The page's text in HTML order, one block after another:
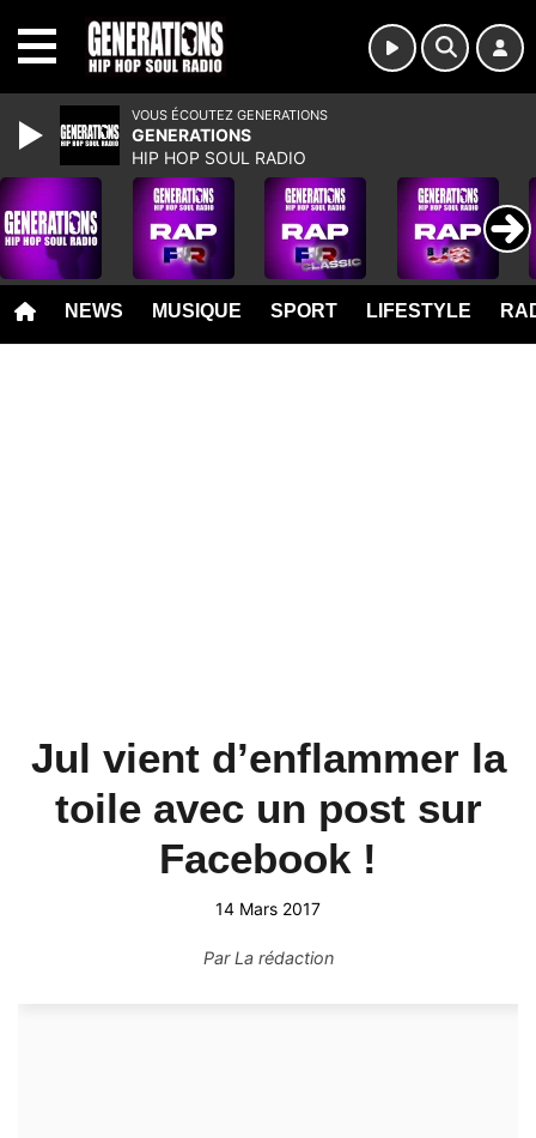
NEWS MUSIQUE SPORT LIFESTYLE
Jul vient d’enflammer la
toile avec un post sur
Facebook !
14 Mars 2017
ParLa rédaction
VOUS ÉCOUTEZ GENERATIONS
GENERATIONS
HIP HOP SOUL RADIO